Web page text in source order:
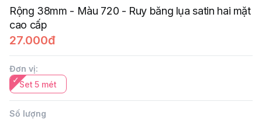
Rộng 38mm - Màu 720 - Ruy băng lụa satin hai mặt
cao cấp
27.000đ
Đơn vị:
Set 5 mét
Số lượng